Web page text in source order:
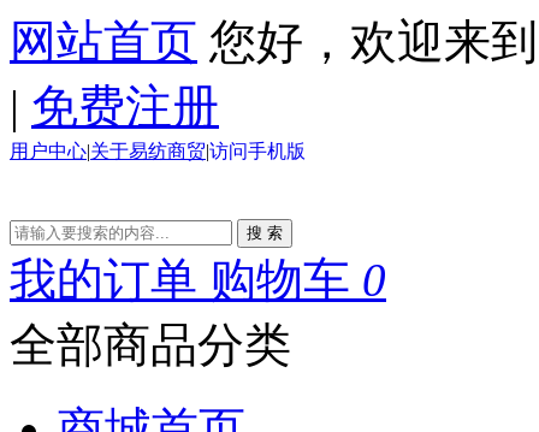
网站首页 您好，欢迎来
| 免费注册
用户中心|关于易纺商贸|访问手机版
搜 索
我的订单 购物车 0
全部商品分类